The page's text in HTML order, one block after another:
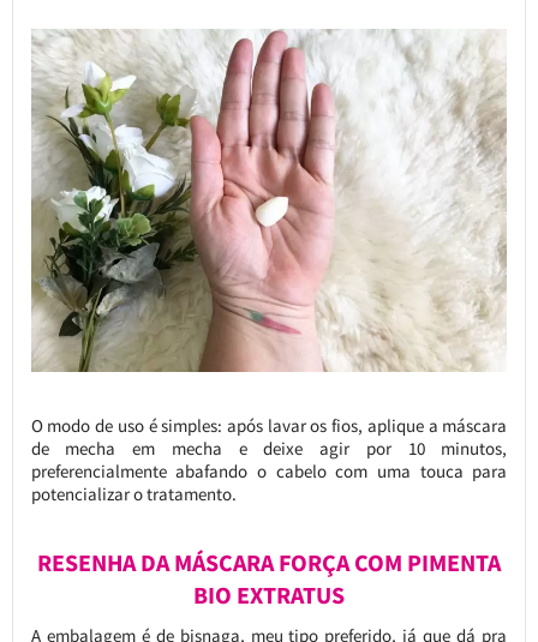
O modo de uso é simples: após lavar os fios, aplique a máscara
de mecha em mecha e deixe agir por 10 minutos,
preferencialmente abafando o cabelo com uma touca para
potencializar o tratamento.
RESENHA DA MÁSCARA FORÇA COM PIMENTA
BIO EXTRATUS
A embalagem é de bisnaga, meu tipo preferido, já que dá pra